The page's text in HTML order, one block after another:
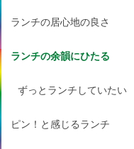
ランチの居心地の良さ
ランチの余韻にひたる
ずっとランチしていたい
ピン！と感じるランチ